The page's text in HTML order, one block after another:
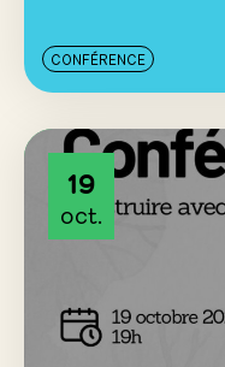
CONFÉRENCE
19
oct.